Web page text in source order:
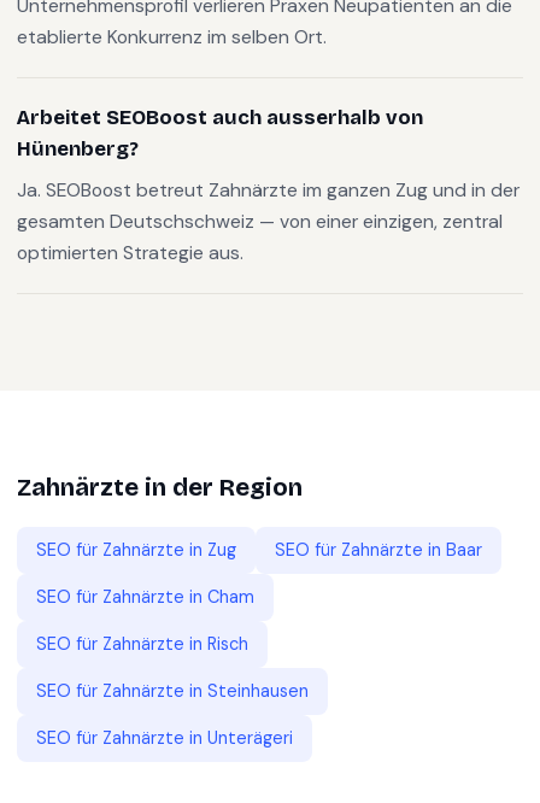
Unternehmensprofil verlieren Praxen Neupatienten an die
etablierte Konkurrenz im selben Ort.
Arbeitet SEOBoost auch ausserhalb von
Hünenberg?
Ja. SEOBoost betreut Zahnärzte im ganzen Zug und in der
gesamten Deutschschweiz — von einer einzigen, zentral
optimierten Strategie aus.
Zahnärzte in der Region
SEO für Zahnärzte in Zug SEO für Zahnärzte in Baar
SEO für Zahnärzte in Cham
SEO für Zahnärzte in Risch
SEO für Zahnärzte in Steinhausen
SEO für Zahnärzte in Unterägeri